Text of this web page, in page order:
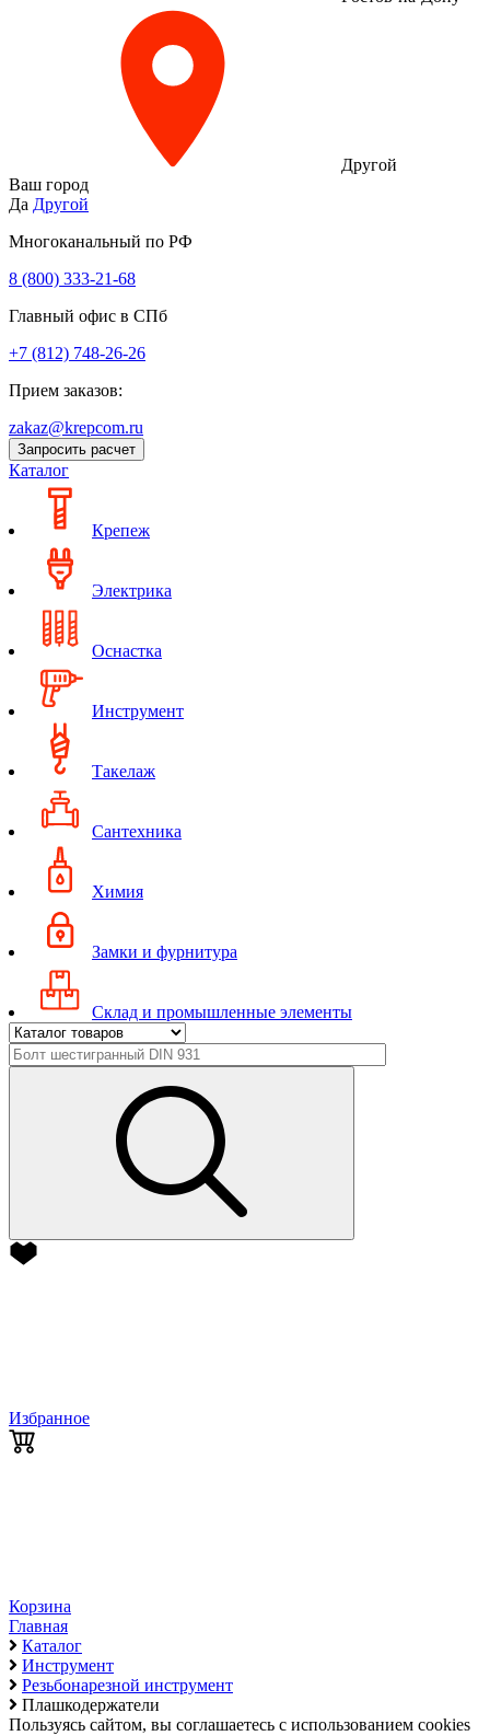
Другой
Ваш город
Да Другой
Многоканальный по РФ
8 (800) 333‑21-68
Главный офис в СПб
+7 (812) 748-26-26
Прием заказов:
zakaz@krepcom.ru
Запросить расчет
Каталог
Крепеж
Электрика
Оснастка
Инструмент
Такелаж
Сантехника
Химия
Замки и фурнитура
Склад и промышленные элементы
Избранное
Корзина
Главная
Каталог
Инструмент
Резьбонарезной инструмент
Плашкодержатели
Пользуясь сайтом, вы соглашаетесь с использованием cookies